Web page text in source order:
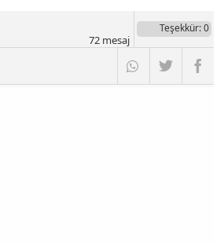
Teşekkür: 0
72mesaj